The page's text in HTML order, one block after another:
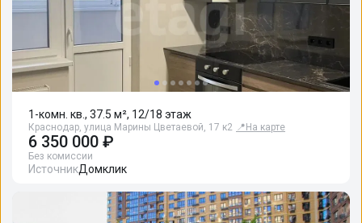
1-комн. кв., 37.5 м², 12/18 этаж
Краснодар, улица Марины Цветаевой, 17 к2 📍 На карте
6 350 000 ₽
Без комиссии
ИсточникДомклик